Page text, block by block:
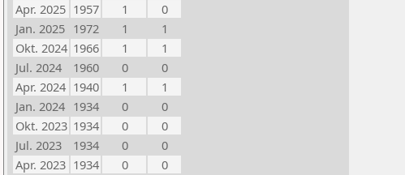
Apr. 2025 1957 1
0
Jan. 2025 1972 1
1
Okt. 2024 1966 1
1
Jul. 2024
1960 0
0
Apr. 2024 1940 1
1
Jan. 2024 1934 0
0
Okt. 2023 1934 0
0
Jul. 2023
1934 0
0
Apr. 2023 1934 0
0